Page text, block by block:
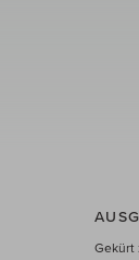
Gekürt